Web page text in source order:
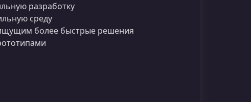
разработку
среду
более быстрые решения